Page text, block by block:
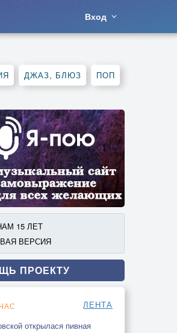
Вход
ДЖАЗ, БЛЮЗ ПОП
15 ЛЕТ
ВЕРСИЯ
ПРОЕКТУ
ЛЕНТА
открылася пивная